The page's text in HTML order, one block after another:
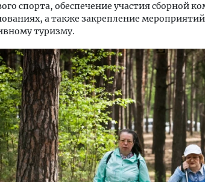
спорта, обеспечение участия сборной
а также закрепление
туризму.